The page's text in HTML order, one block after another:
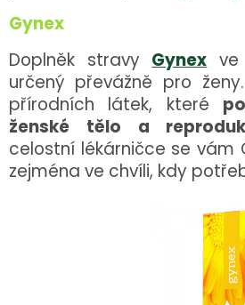
Gynex
Doplněk stravy Gynex
určený převážně pro
přírodních látek, které
ženské tělo a
celostní lékárničce se vám
zejména ve chvíli, kdy